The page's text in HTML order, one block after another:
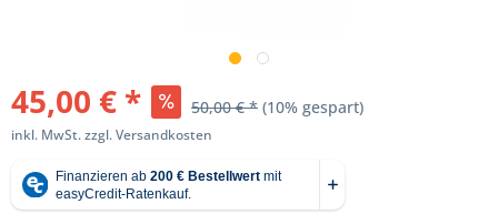
45,00 € * 50,00 € * (10% gespart)
inkl. MwSt.zzgl. Versandkosten